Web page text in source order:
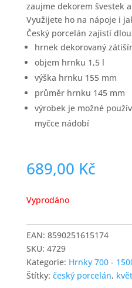
zaujme dekorem švestek
Využijete ho na nápoje i
Český porcelán zajistí
hrnek dekorovaný
objem hrnku 1,5 l
výška hrnku 155 mm
průměr hrnku 145 mm
výrobek je možné
myčce nádobí
689,00 Kč
Vyprodáno
EAN: 8590251615174
SKU: 4729
Kategorie: Hrnky 700 -
Štítky: český porcelán,